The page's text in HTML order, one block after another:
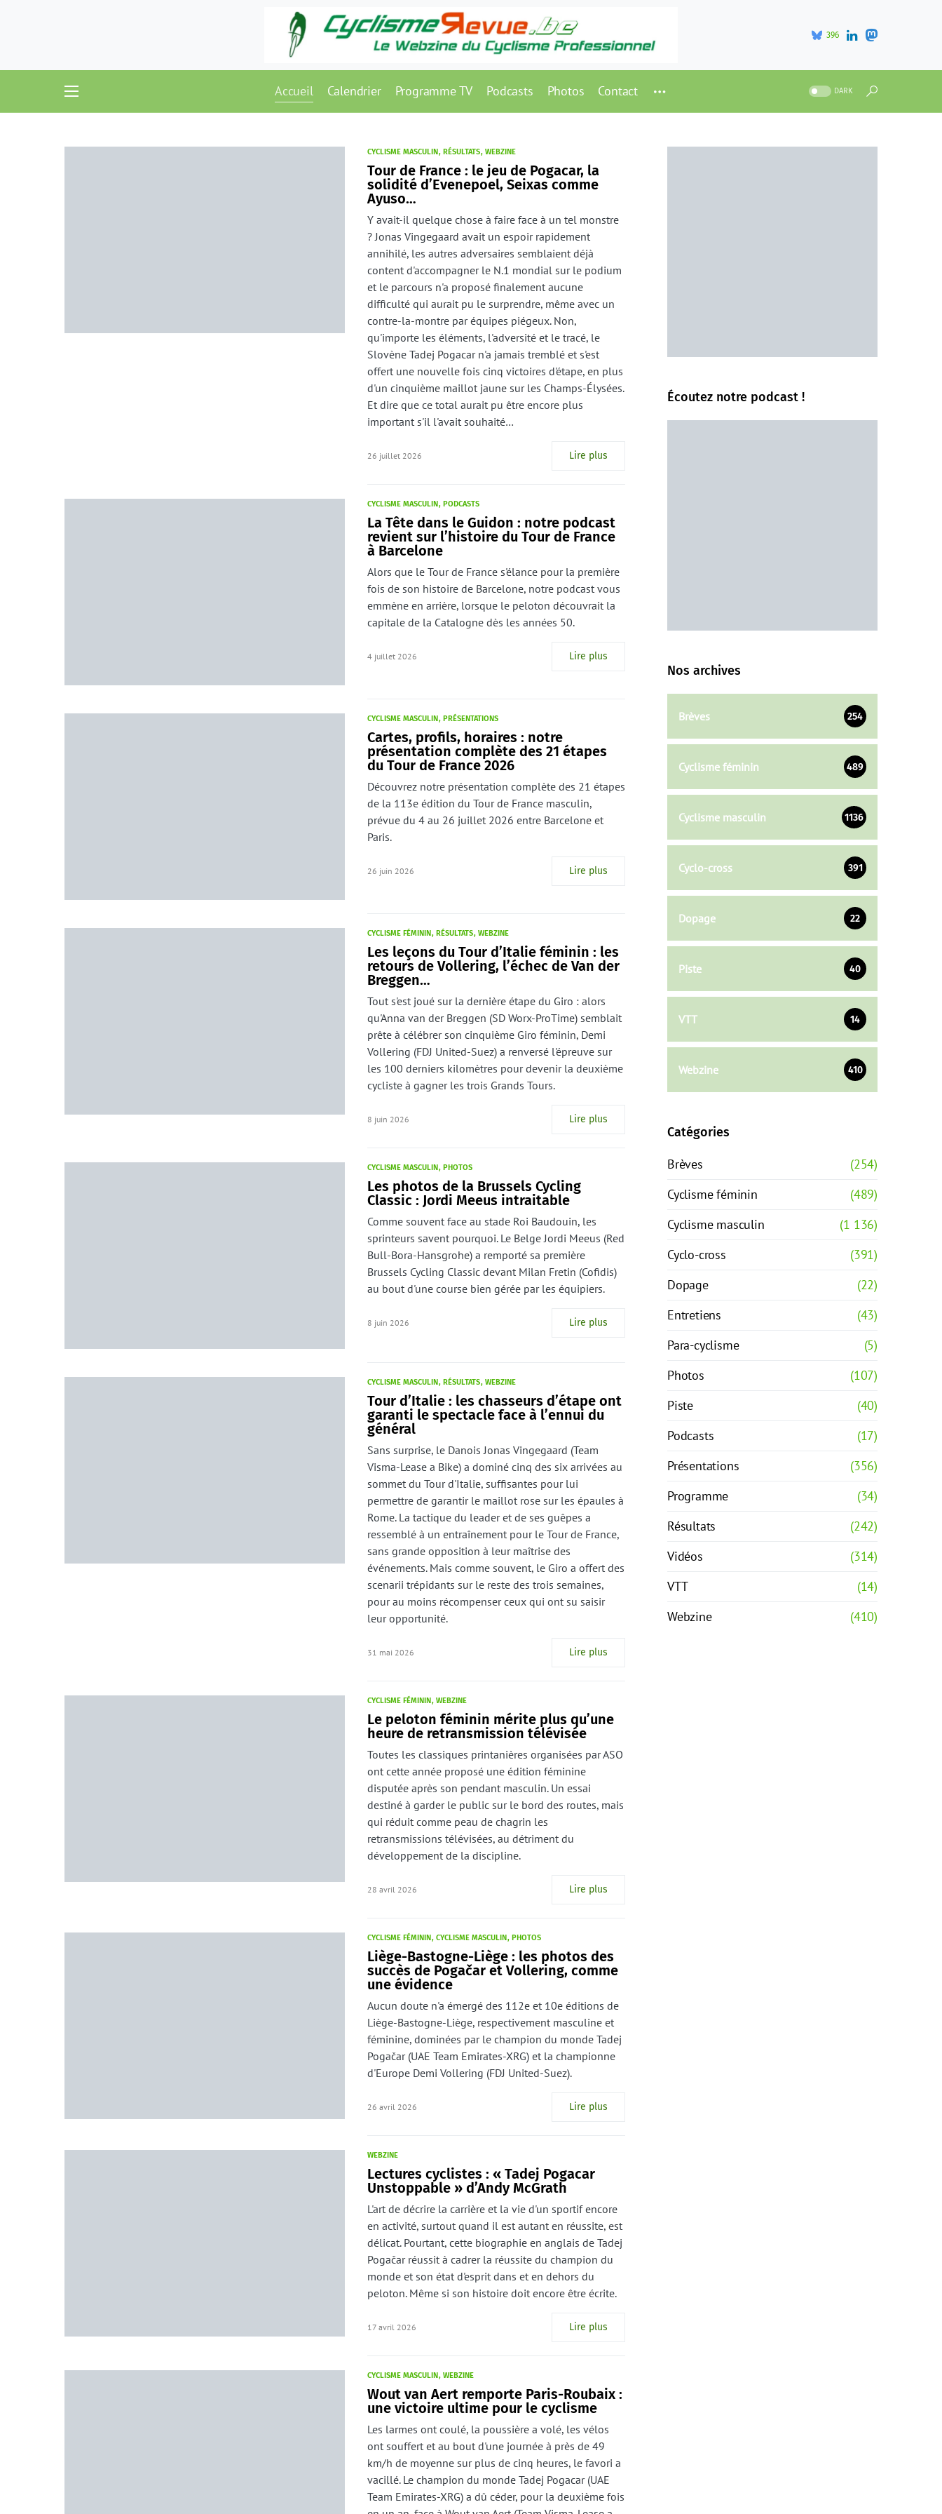
396
Accueil Calendrier Programme TV Podcasts Photos Contact DARK
CYCLISME MASCULIN RÉSULTATS WEBZINE
Tour de France : le jeu de Pogacar, la
solidité d’Evenepoel, Seixas comme
Ayuso…
Y avait-il quelque chose à faire face à un tel monstre
? Jonas Vingegaard avait un espoir rapidement
annihilé, les autres adversaires semblaient déjà
content d'accompagner le N.1 mondial sur le podium
et le parcours n'a proposé finalement aucune
difficulté qui aurait pu le surprendre, même avec un
contre-la-montre par équipes piégeux. Non,
qu'importe les éléments, l'adversité et le tracé, le
Slovène Tadej Pogacar n'a jamais tremblé et s'est
offert une nouvelle fois cinq victoires d'étape, en plus
d'un cinquième maillot jaune sur les Champs-Élysées.
Et dire que ce total aurait pu être encore plus
important s'il l'avait souhaité…
26 juillet 2026 Lire plus
CYCLISME MASCULIN PODCASTS
La Tête dans le Guidon : notre podcast
revient sur l’histoire du Tour de France
à Barcelone
Alors que le Tour de France s'élance pour la première
fois de son histoire de Barcelone, notre podcast vous
emmène en arrière, lorsque le peloton découvrait la
capitale de la Catalogne dès les années 50.
4 juillet 2026 Lire plus
CYCLISME MASCULIN PRÉSENTATIONS
Cartes, profils, horaires : notre
présentation complète des 21 étapes
du Tour de France 2026
Découvrez notre présentation complète des 21 étapes
de la 113e édition du Tour de France masculin,
prévue du 4 au 26 juillet 2026 entre Barcelone et
Paris.
26 juin 2026 Lire plus
CYCLISME FÉMININ RÉSULTATS WEBZINE
Les leçons du Tour d’Italie féminin : les
retours de Vollering, l’échec de Van der
Breggen…
Tout s'est joué sur la dernière étape du Giro : alors
qu'Anna van der Breggen (SD Worx-ProTime) semblait
prête à célébrer son cinquième Giro féminin, Demi
Vollering (FDJ United-Suez) a renversé l'épreuve sur
les 100 derniers kilomètres pour devenir la deuxième
cycliste à gagner les trois Grands Tours.
8 juin 2026 Lire plus
CYCLISME MASCULIN PHOTOS
Les photos de la Brussels Cycling
Classic : Jordi Meeus intraitable
Comme souvent face au stade Roi Baudouin, les
sprinteurs savent pourquoi. Le Belge Jordi Meeus (Red
Bull-Bora-Hansgrohe) a remporté sa première
Brussels Cycling Classic devant Milan Fretin (Cofidis)
au bout d'une course bien gérée par les équipiers.
8 juin 2026 Lire plus
CYCLISME MASCULIN RÉSULTATS WEBZINE
Tour d’Italie : les chasseurs d’étape ont
garanti le spectacle face à l’ennui du
général
Sans surprise, le Danois Jonas Vingegaard (Team
Visma-Lease a Bike) a dominé cinq des six arrivées au
sommet du Tour d'Italie, suffisantes pour lui
permettre de garantir le maillot rose sur les épaules à
Rome. La tactique du leader et de ses guêpes a
ressemblé à un entraînement pour le Tour de France,
sans grande opposition à leur maîtrise des
événements. Mais comme souvent, le Giro a offert des
scenarii trépidants sur le reste des trois semaines,
pour au moins récompenser ceux qui ont su saisir
leur opportunité.
31 mai 2026 Lire plus
CYCLISME FÉMININ WEBZINE
Le peloton féminin mérite plus qu’une
heure de retransmission télévisée
Toutes les classiques printanières organisées par ASO
ont cette année proposé une édition féminine
disputée après son pendant masculin. Un essai
destiné à garder le public sur le bord des routes, mais
qui réduit comme peau de chagrin les
retransmissions télévisées, au détriment du
développement de la discipline.
28 avril 2026 Lire plus
CYCLISME FÉMININ CYCLISME MASCULIN PHOTOS
Liège-Bastogne-Liège : les photos des
succès de Pogačar et Vollering, comme
une évidence
Aucun doute n'a émergé des 112e et 10e éditions de
Liège-Bastogne-Liège, respectivement masculine et
féminine, dominées par le champion du monde Tadej
Pogačar (UAE Team Emirates-XRG) et la championne
d'Europe Demi Vollering (FDJ United-Suez).
26 avril 2026 Lire plus
WEBZINE
Lectures cyclistes : « Tadej Pogacar
Unstoppable » d’Andy McGrath
L'art de décrire la carrière et la vie d'un sportif encore
en activité, surtout quand il est autant en réussite, est
délicat. Pourtant, cette biographie en anglais de Tadej
Pogačar réussit à cadrer la réussite du champion du
monde et son état d'esprit dans et en dehors du
peloton. Même si son histoire doit encore être écrite.
17 avril 2026 Lire plus
CYCLISME MASCULIN WEBZINE
Wout van Aert remporte Paris-Roubaix :
une victoire ultime pour le cyclisme
Les larmes ont coulé, la poussière a volé, les vélos
ont souffert et au bout d'une journée à près de 49
km/h de moyenne sur plus de cinq heures, le favori a
vacillé. Le champion du monde Tadej Pogacar (UAE
Team Emirates-XRG) a dû céder, pour la deuxième fois
Écoutez notre podcast !
Nos archives
Brèves 254
Cyclisme féminin 489
Cyclisme masculin 1136
Cyclo-cross 391
Dopage 22
Piste 40
VTT 14
Webzine 410
Catégories
Brèves
(254)
Cyclisme féminin
(489)
Cyclisme masculin
(1 136)
Cyclo-cross
(391)
Dopage
(22)
Entretiens
(43)
Para-cyclisme
(5)
Photos
(107)
Piste
(40)
Podcasts
(17)
Présentations
(356)
Programme
(34)
Résultats
(242)
Vidéos
(314)
VTT
(14)
Webzine
(410)